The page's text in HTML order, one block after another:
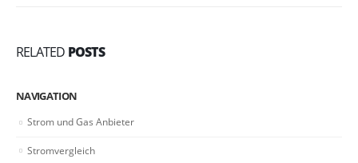
RELATED POSTS
NAVIGATION
Strom und Gas Anbieter
Stromvergleich